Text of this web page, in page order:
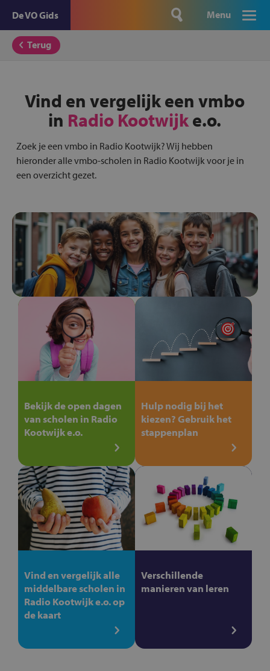
De VO Gids Menu
Terug
Vind en vergelijk een vmbo
in Radio Kootwijke.o.
Zoek je een vmbo in Radio Kootwijk? Wij hebben
hieronder alle vmbo-scholen in Radio Kootwijk voor je in
een overzicht gezet.
Bekijk de open dagen
van scholen in Radio
Kootwijk e.o.
Hulp nodig bij het
kiezen? Gebruik het
stappenplan
Vind en vergelijk alle
middelbare scholen in
Radio Kootwijk e.o. op
de kaart
Verschillende
manieren van leren